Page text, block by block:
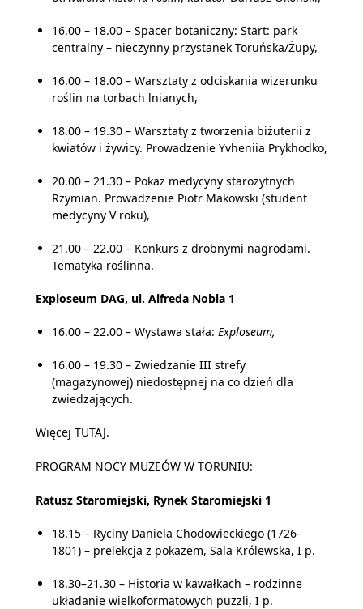
16.00 – 18.00 – Spacer botaniczny: Start: park
centralny – nieczynny przystanek Toruńska/Żupy,
16.00 – 18.00 – Warsztaty z odciskania wizerunku
roślin na torbach lnianych,
18.00 – 19.30 – Warsztaty z tworzenia biżuterii z
kwiatów i żywicy. Prowadzenie Yvheniia Prykhodko,
20.00 – 21.30 – Pokaz medycyny starożytnych
Rzymian. Prowadzenie Piotr Makowski (student
medycyny V roku),
21.00 – 22.00 – Konkurs z drobnymi nagrodami.
Tematyka roślinna.
Exploseum DAG, ul. Alfreda Nobla 1
16.00 – 22.00 – Wystawa stała: Exploseum,
16.00 – 19.30 – Zwiedzanie III strefy
(magazynowej) niedostępnej na co dzień dla
zwiedzających.
Więcej TUTAJ.
PROGRAM NOCY MUZEÓW W TORUNIU:
Ratusz Staromiejski, Rynek Staromiejski 1
18.15 – Ryciny Daniela Chodowieckiego (1726-
1801) – prelekcja z pokazem, Sala Królewska, I p.
18.30–21.30 – Historia w kawałkach – rodzinne
układanie wielkoformatowych puzzli, I p.